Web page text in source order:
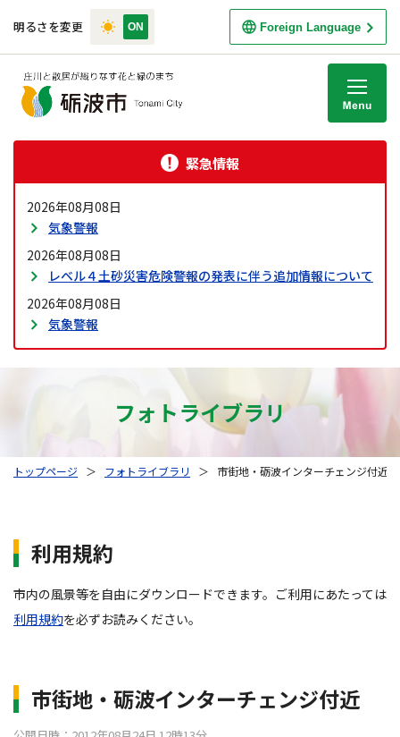
明るさを変更 Foreign Language
緊急情報
2026年08月08日
気象警報
2026年08月08日
レベル４土砂災害危険警報の発表に伴う追加情報について
2026年08月08日
気象警報
フォトライブラリ
トップページ ＞ フォトライブラリ ＞ 市街地・砺波インターチェンジ付近
利用規約
市内の風景等を自由にダウンロードできます。ご利用にあたっては
利用規約を必ずお読みください。
市街地・砺波インターチェンジ付近